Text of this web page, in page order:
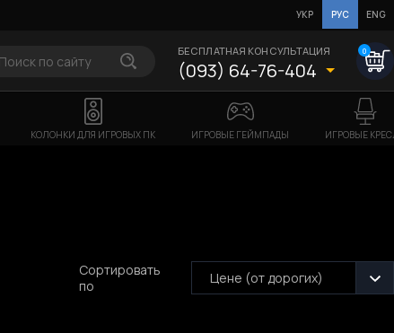
УКР РУС ENG
БЕСПЛАТНАЯ КОНСУЛЬТАЦИЯ
(093) 64-76-404
0
КОЛОНКИ ДЛЯ ИГРОВЫХ ПК ИГРОВЫЕ ГЕЙМПАДЫ ИГРОВЫЕ
Сортировать
по
Цене (от дорогих)